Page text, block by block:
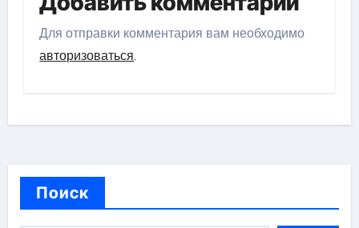
Для отправки комментария вам необходимо
авторизоваться.
Поиск